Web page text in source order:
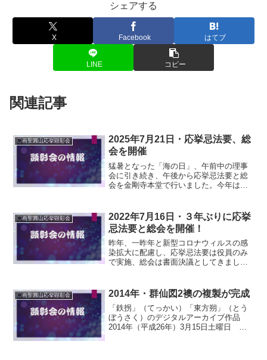
シェアする
X Facebook はてブ
LINE コピー
関連記事
〇画聖圓山応挙顕彰会
2025年7月21日・応挙忌法要、総
会を開催
猛暑となった「海の日」、午前中の理事
会に引き続き、午後から応挙忌法要と総
会を金剛寺本堂で行いました。今年は、
た。続く総会では、当会発足当初からの
念願であり昨年度の活...
〇画聖圓山応挙顕彰会
2022年7月16日・３年ぶりに応挙
忌法要と総会を開催！
昨年、一昨年と新型コロナウィルスの感
染拡大に配慮し、応挙忌法要は役員のみ
で実施、総会は書面決議としてきました
応挙忌法要には市長、府議会議員など６
人の顧問全員と、役員、会員...
〇画聖圓山応挙顕彰会 2014年・群仙図2襖の複製が完成
「鉄拐」（てっかい）「東方朔」（とう
ぼうさく）のデジタルアーカイブ作品
2014年（平成26年）3月15日土曜日 朝